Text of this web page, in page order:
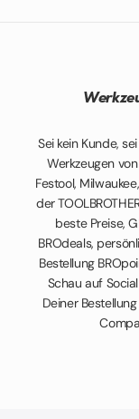
Sei kein Kunde,
Werkzeugen
Festool,
der
beste Preise,
BROdeals,
Bestellung
Schau auf
Deiner